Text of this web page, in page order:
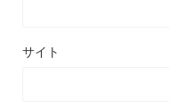
サイト